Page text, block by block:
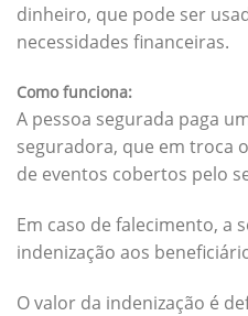
dinheiro, que pode ser
necessidades financeiras.
Como funciona:
A pessoa segurada paga
seguradora, que em troca
de eventos cobertos pelo
Em caso de falecimento, a
indenização aos
O valor da indenização é